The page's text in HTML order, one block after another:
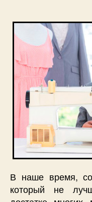
В наше время,
который не